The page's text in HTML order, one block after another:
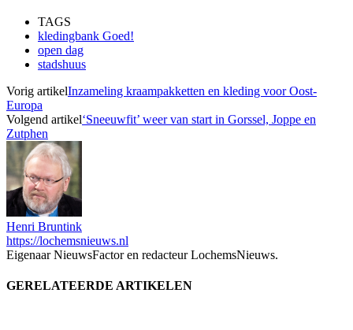
TAGS
kledingbank Goed!
open dag
stadshuus
Vorig artikelInzameling kraampakketten en kleding voor Oost-
Europa
Volgend artikel‘Sneeuwfit’ weer van start in Gorssel, Joppe en
Zutphen
Henri Bruntink
https://lochemsnieuws.nl
Eigenaar NieuwsFactor en redacteur LochemsNieuws.
GERELATEERDE ARTIKELEN